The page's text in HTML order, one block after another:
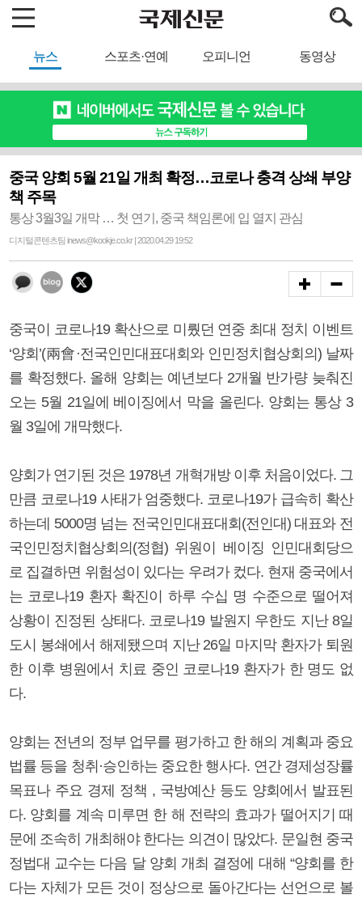
뉴스 스포츠·연예 오피니언 동영상
중국 양회 5월 21일 개최 확정…코로나 충격 상쇄 부양
책 주목
통상 3월3일 개막 … 첫 연기, 중국 책임론에 입 열지 관심
디지털콘텐츠팀 inews@kookje.co.kr | 2020.04.29 19:52
중국이 코로나19 확산으로 미뤘던 연중 최대 정치 이벤트
‘양회’(兩會·전국인민대표대회와 인민정치협상회의) 날짜
를 확정했다. 올해 양회는 예년보다 2개월 반가량 늦춰진
오는 5월 21일에 베이징에서 막을 올린다. 양회는 통상 3
월 3일에 개막했다.
양회가 연기된 것은 1978년 개혁개방 이후 처음이었다. 그
만큼 코로나19 사태가 엄중했다. 코로나19가 급속히 확산
하는데 5000명 넘는 전국인민대표대회(전인대) 대표와 전
국인민정치협상회의(정협) 위원이 베이징 인민대회당으
로 집결하면 위험성이 있다는 우려가 컸다. 현재 중국에서
는 코로나19 환자 확진이 하루 수십 명 수준으로 떨어져
상황이 진정된 상태다. 코로나19 발원지 우한도 지난 8일
도시 봉쇄에서 해제됐으며 지난 26일 마지막 환자가 퇴원
한 이후 병원에서 치료 중인 코로나19 환자가 한 명도 없
다.
양회는 전년의 정부 업무를 평가하고 한 해의 계획과 중요
법률 등을 청취·승인하는 중요한 행사다. 연간 경제성장률
목표나 주요 경제 정책 , 국방예산 등도 양회에서 발표된
다. 양회를 계속 미루면 한 해 전략의 효과가 떨어지기 때
문에 조속히 개최해야 한다는 의견이 많았다. 문일현 중국
정법대 교수는 다음 달 양회 개최 결정에 대해 “양회를 한
다는 자체가 모든 것이 정상으로 돌아간다는 선언으로 볼